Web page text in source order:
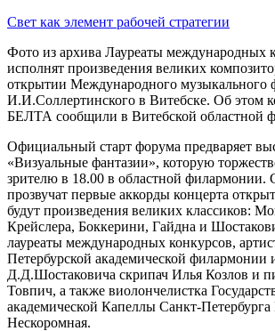
Свет как элемент рабочей стратегии
Фото из архива Лауреаты международных
исполнят произведения великих
открытии Международного музыкального
И.И.Соллертинского в Витебске. Об этом
БЕЛТА сообщили в Витебской областной
Официальный старт форума предваряет
«Визуальные фантазии», которую
зрителю в 18.00 в областной филармонии.
прозвучат первые аккорды концерта
будут произведения великих классиков:
Крейслера, Боккерини, Гайдна и
лауреаты международных конкурсов,
Петербурской академической филармонии
Д.Д.Шостаковича скрипач Илья Козлов и
Товпич, а также виолончелистка
академической Капеллы Санкт-Петербурга
Нескоромная.